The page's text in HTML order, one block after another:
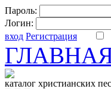
Пароль:
Логин:
вход Регистрация
каталог христианских